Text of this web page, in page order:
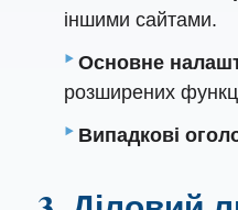
іншими сайтами.
Основне
розширених
Випадкові